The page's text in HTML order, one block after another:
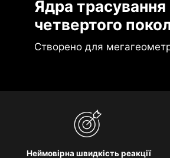
Ядра трасування
четвертого
Створено для
Неймовірна швидкість реакції